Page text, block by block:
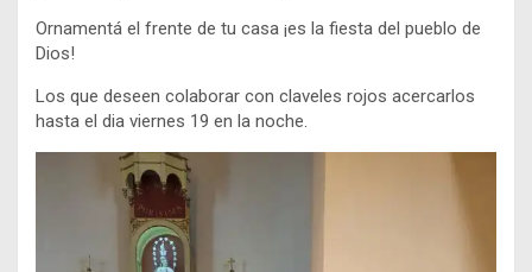
Ornamentá el frente de tu casa ¡es la fiesta del pueblo de
Dios!
Los que deseen colaborar con claveles rojos acercarlos
hasta el dia viernes 19 en la noche.